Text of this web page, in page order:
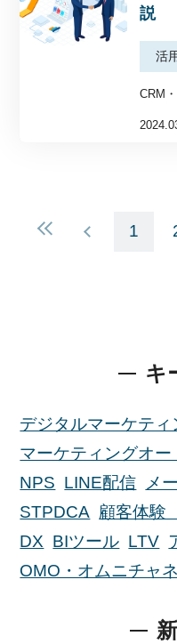
説
活
CRM
1
キ
デジタルマーケティ
マーケティングオー
NPS LINE配信
メ
STPDCA 顧客体験
DX BIツール LTV
OMO・オムニチャ